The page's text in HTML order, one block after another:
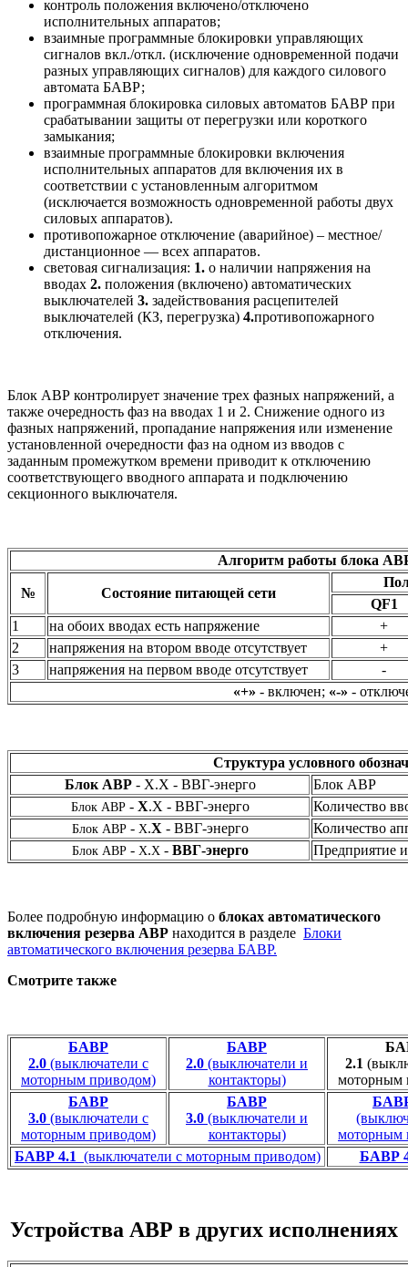
контроль положения включено/отключено
исполнительных аппаратов;
взаимные программные блокировки управляющих
сигналов вкл./откл. (исключение одновременной подачи
разных управляющих сигналов) для каждого силового
автомата БАВР;
программная блокировка силовых автоматов БАВР при
срабатывании защиты от перегрузки или короткого
замыкания;
взаимные программные блокировки включения
исполнительных аппаратов для включения их в
соответствии с установленным алгоритмом
(исключается возможность одновременной работы двух
силовых аппаратов).
противопожарное отключение (аварийное) – местное/
дистанционное — всех аппаратов.
световая сигнализация: 1. о наличии напряжения на
вводах 2. положения (включено) автоматических
выключателей 3. задействования расцепителей
выключателей (КЗ, перегрузка) 4.противопожарного
отключения.
Блок АВР контролирует значение трех фазных напряжений, а
также очередность фаз на вводах 1 и 2. Снижение одного из
фазных напряжений, пропадание напряжения или изменение
установленной очередности фаз на одном из вводов с
заданным промежутком времени приводит к отключению
соответствующего вводного аппарата и подключению
секционного выключателя.
Алгоритм работы блока
№ Состояние питающей сети
QF1
1
на обоих вводах есть напряжение
+
2
напряжения на втором вводе отсутствует
+
3
напряжения на первом вводе отсутствует
-
«+» - включен; «-» -
Структура условного
Блок АВР- Х.Х - ВВГ-энерго Блок АВР
Блок АВР- Х.Х - ВВГ-энерго Количество
Блок АВР- Х.Х - ВВГ-энерго Количество
Блок АВР- Х.Х- ВВГ-энерго Предприятие
Более подробную информацию о блоках автоматического
включения резерва АВР находится в разделе Блоки
автоматического включения резерва БАВР.
Смотрите также
БАВР
2.0 (выключатели с
моторным приводом)
БАВР
2.0 (выключатели и
контакторы)
2.1
моторным
БАВР
3.0 (выключатели с
моторным приводом)
БАВР
3.0 (выключатели и
контакторы)
моторным
БАВР 4.1 (выключатели с моторным приводом) БАВР
Устройства АВР в других исполнениях